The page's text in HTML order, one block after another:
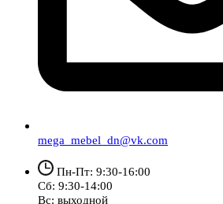
mega_mebel_dn@vk.com
Пн-Пт: 9:30-16:00
Сб: 9:30-14:00
Вс: выходной